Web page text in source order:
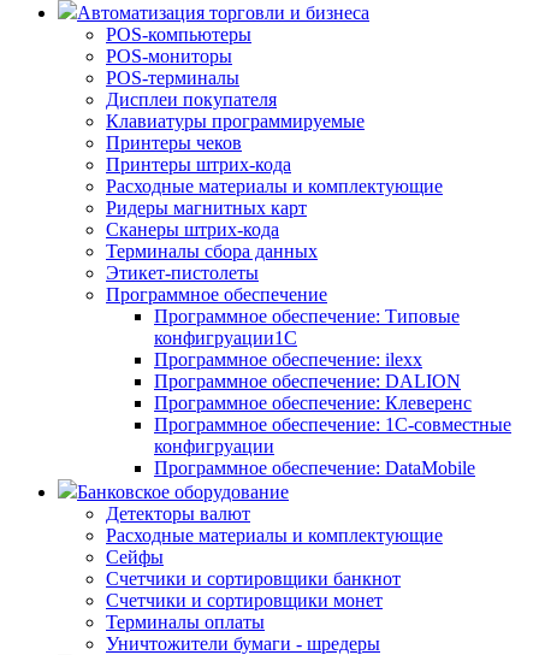
Автоматизация торговли и бизнеса
POS-компьютеры
POS-мониторы
POS-терминалы
Дисплеи покупателя
Клавиатуры программируемые
Принтеры чеков
Принтеры штрих-кода
Расходные материалы и комплектующие
Ридеры магнитных карт
Сканеры штрих-кода
Терминалы сбора данных
Этикет-пистолеты
Программное обеспечение
Программное обеспечение: Типовые
конфигруации1С
Программное обеспечение: ilexx
Программное обеспечение: DALION
Программное обеспечение: Клеверенс
Программное обеспечение: 1С-совместные
конфигруации
Программное обеспечение: DataMobile
Банковское оборудование
Детекторы валют
Расходные материалы и комплектующие
Сейфы
Счетчики и сортировщики банкнот
Счетчики и сортировщики монет
Терминалы оплаты
Уничтожители бумаги - шредеры